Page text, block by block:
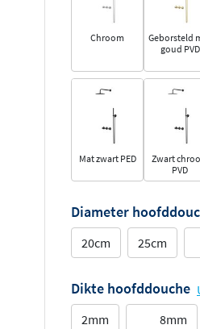
Chroom
Geborsteld
goud PVD
Mat zwart PED
Zwart
PVD
Diameter
20cm
25cm
Dikte hoofddouche
2mm
8mm